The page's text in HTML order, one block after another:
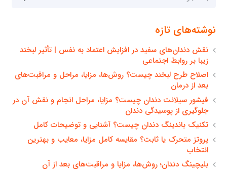
نوشته‌های تازه
نقش دندان‌های سفید در افزایش اعتماد به نفس | تأثیر لبخند
زیبا بر روابط اجتماعی
اصلاح طرح لبخند چیست؟ روش‌ها، مزایا، مراحل و مراقبت‌های
بعد از درمان
فیشور سیلانت دندان چیست؟ مزایا، مراحل انجام و نقش آن در
جلوگیری از پوسیدگی دندان
تکنیک باندینگ دندان چیست؟ آشنایی و توضیحات کامل
پروتز متحرک یا ثابت؟ مقایسه کامل مزایا، معایب و بهترین
انتخاب
بلیچینگ دندان؛ روش‌ها، مزایا و مراقبت‌های بعد از آن